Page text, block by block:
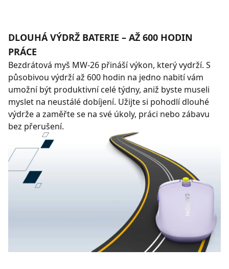
DLOUHÁ VÝDRŽ BATERIE – AŽ 600 HODIN
PRÁCE
Bezdrátová myš MW-26 přináší výkon, který vydrží. S
působivou výdrží až 600 hodin na jedno nabití vám
umožní být produktivní celé týdny, aniž byste museli
myslet na neustálé dobíjení. Užijte si pohodlí dlouhé
výdrže a zaměřte se na své úkoly, práci nebo zábavu
bez přerušení.